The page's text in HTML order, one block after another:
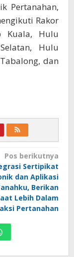
Pertanahan,
Rakor
Kuala, Hulu
Hulu
dan
Pos berikutnya
Sertipikat
dan Aplikasi
Berikan
Lebih Dalam
Pertanahan